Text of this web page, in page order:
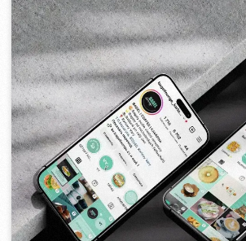
ZAPOMNI
[ smm management ] [ web ] [ seo ]
2023